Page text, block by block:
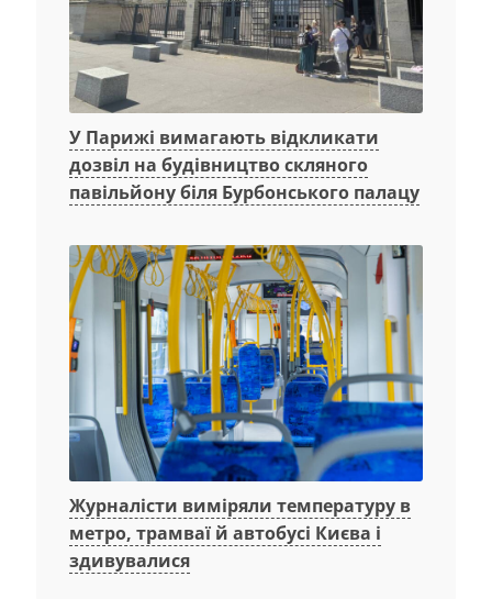
У Парижі вимагають відкликати
дозвіл на будівництво скляного
павільйону біля Бурбонського палацу
Журналісти виміряли температуру в
метро, трамваї й автобусі Києва і
здивувалися